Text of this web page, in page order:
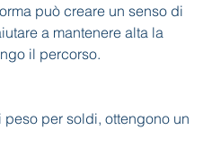
può creare un senso di
a mantenere alta la
il percorso.
per soldi, ottengono un